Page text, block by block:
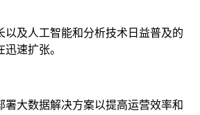
以及人工智能和分析技术日益普及的
速扩张。
署大数据解决方案以提高运营效率和